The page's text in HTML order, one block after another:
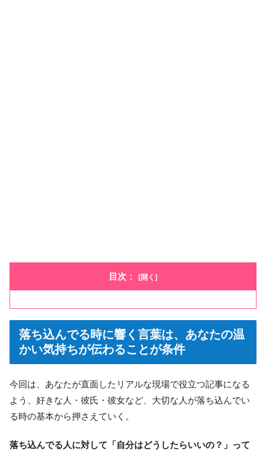
目次：
落ち込んでる時に響く言葉は、あなたの温
かい気持ちが伝わることが条件
今回は、あなたが直面したリアルな現場で役立つ記事になる
よう、好きな人・彼氏・彼女など、大切な人が落ち込んでい
る時の基本から押さえていく。
落ち込んでる人に対して「自分はどうしたらいいの？」って